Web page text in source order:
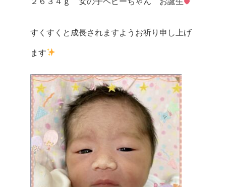
すくすくと成長されますようお祈り申し上げ
ます